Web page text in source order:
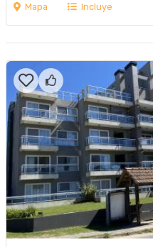
Mapa Incluye